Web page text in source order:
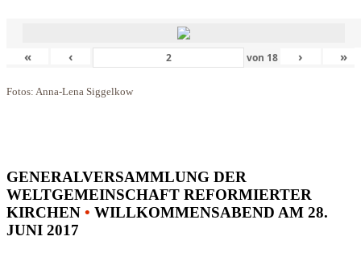
« ‹ von 18 › »
Fotos: Anna-Lena Siggelkow
GENERALVERSAMMLUNG DER
WELTGEMEINSCHAFT REFORMIERTER
KIRCHEN • WILLKOMMENSABEND AM 28.
JUNI 2017